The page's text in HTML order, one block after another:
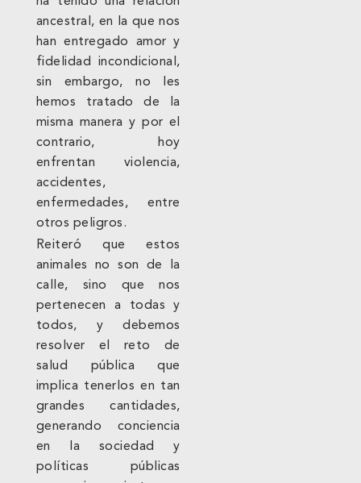
ancestral, en la que nos
han entregado amor y
fidelidad incondicional,
sin embargo, no les
hemos tratado de la
misma manera y por el
contrario, hoy
enfrentan violencia,
accidentes,
enfermedades, entre
otros peligros.
Reiteró que estos
animales no son de la
calle, sino que nos
pertenecen a todas y
todos, y debemos
resolver el reto de
salud pública que
implica tenerlos en tan
grandes cantidades,
generando conciencia
en la sociedad y
políticas públicas